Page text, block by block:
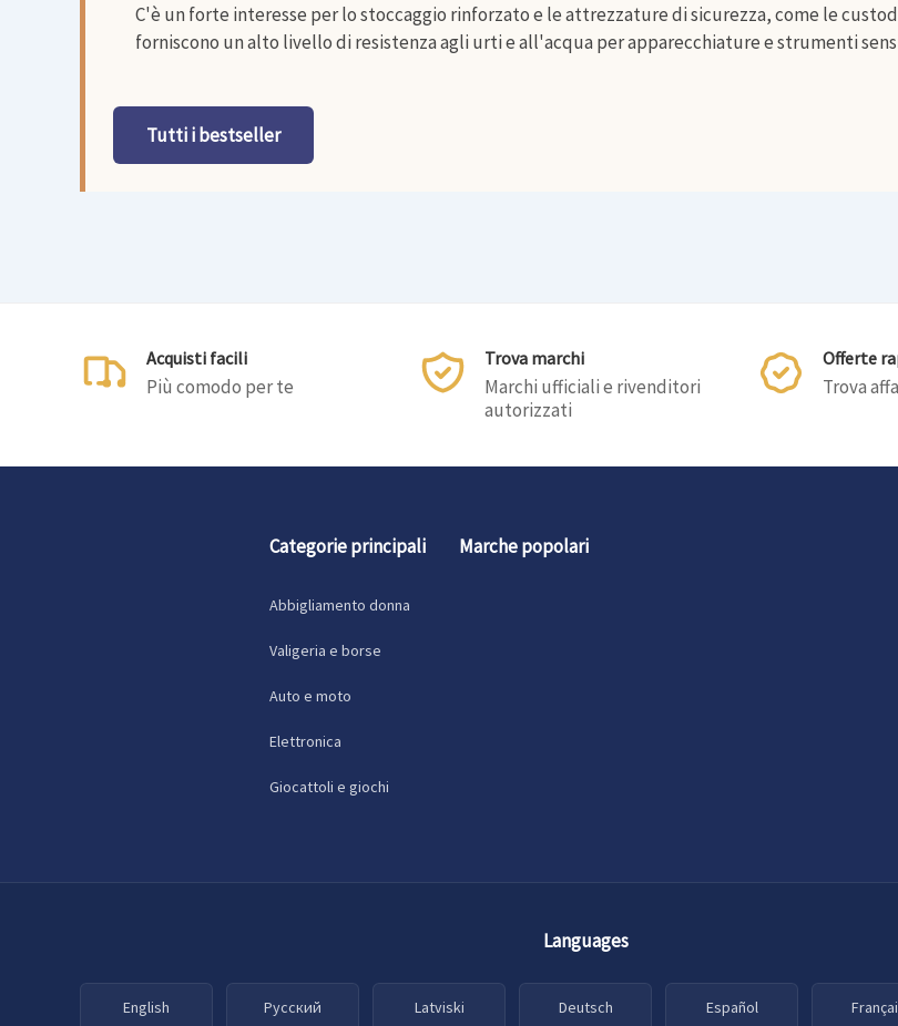
C'è un forte interesse per lo stoccaggio rinforzato e le attrezzature di sicurezza, come le
forniscono un alto livello di resistenza agli urti e all'acqua per apparecchiature e strumenti
Tutti i bestseller
Acquisti facili
Più comodo per te
Trova marchi
Marchi ufficiali e rivenditori
autorizzati
Offerte
Trova
Categorie principali
Abbigliamento donna
Valigeria e borse
Auto e moto
Elettronica
Giocattoli e giochi
Marche popolari
Languages
English Русский Latviski Deutsch Español